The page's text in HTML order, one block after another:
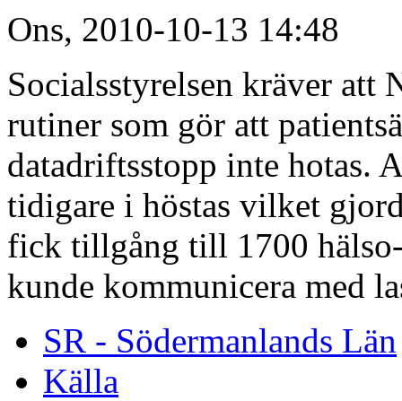
Ons, 2010-10-13 14:48
Socialsstyrelsen kräver att
rutiner som gör att
datadriftsstopp inte hotas.
tidigare i höstas vilket
fick tillgång till 1700
kunde kommunicera med
SR - Södermanlands Län
Källa